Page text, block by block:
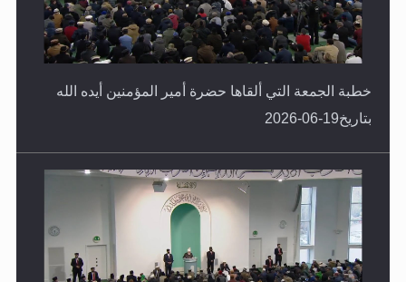
خطبة الجمعة التي ألقاها حضرة أمير المؤمنين أيده الله
بتاريخ19-06-2026